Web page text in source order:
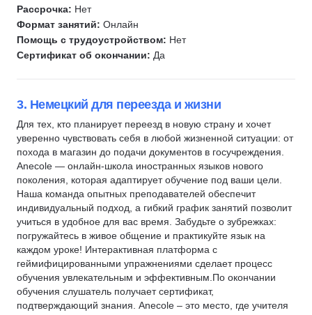
Рассрочка: Нет
Формат занятий: Онлайн
Помощь с трудоустройством: Нет
Сертификат об окончании: Да
3. Немецкий для переезда и жизни
Для тех, кто планирует переезд в новую страну и хочет
уверенно чувствовать себя в любой жизненной ситуации: от
похода в магазин до подачи документов в госучреждения.
Anecole — онлайн-школа иностранных языков нового
поколения, которая адаптирует обучение под ваши цели.
Наша команда опытных преподавателей обеспечит
индивидуальный подход, а гибкий график занятий позволит
учиться в удобное для вас время. Забудьте о зубрежках:
погружайтесь в живое общение и практикуйте язык на
каждом уроке! Интерактивная платформа с
геймифицированными упражнениями сделает процесс
обучения увлекательным и эффективным.По окончании
обучения слушатель получает сертификат,
подтверждающий знания. Anecole – это место, где учителя